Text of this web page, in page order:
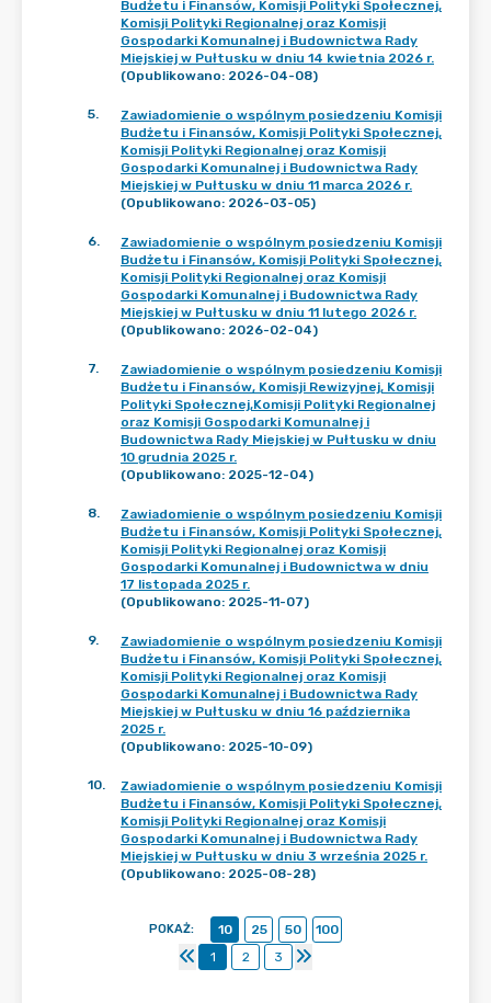
Budżetu i Finansów, Komisji Polityki Społecznej,
Komisji Polityki Regionalnej oraz Komisji
Gospodarki Komunalnej i Budownictwa Rady
Miejskiej w Pułtusku w dniu 14 kwietnia 2026 r.
(Opublikowano: 2026-04-08)
5.
Zawiadomienie o wspólnym posiedzeniu Komisji
Budżetu i Finansów, Komisji Polityki Społecznej,
Komisji Polityki Regionalnej oraz Komisji
Gospodarki Komunalnej i Budownictwa Rady
Miejskiej w Pułtusku w dniu 11 marca 2026 r.
(Opublikowano: 2026-03-05)
6.
Zawiadomienie o wspólnym posiedzeniu Komisji
Budżetu i Finansów, Komisji Polityki Społecznej,
Komisji Polityki Regionalnej oraz Komisji
Gospodarki Komunalnej i Budownictwa Rady
Miejskiej w Pułtusku w dniu 11 lutego 2026 r.
(Opublikowano: 2026-02-04)
7.
Zawiadomienie o wspólnym posiedzeniu Komisji
Budżetu i Finansów, Komisji Rewizyjnej, Komisji
Polityki Społecznej,Komisji Polityki Regionalnej
oraz Komisji Gospodarki Komunalnej i
Budownictwa Rady Miejskiej w Pułtusku w dniu
10 grudnia 2025 r.
(Opublikowano: 2025-12-04)
8.
Zawiadomienie o wspólnym posiedzeniu Komisji
Budżetu i Finansów, Komisji Polityki Społecznej,
Komisji Polityki Regionalnej oraz Komisji
Gospodarki Komunalnej i Budownictwa w dniu
17 listopada 2025 r.
(Opublikowano: 2025-11-07)
9.
Zawiadomienie o wspólnym posiedzeniu Komisji
Budżetu i Finansów, Komisji Polityki Społecznej,
Komisji Polityki Regionalnej oraz Komisji
Gospodarki Komunalnej i Budownictwa Rady
Miejskiej w Pułtusku w dniu 16 października
2025 r.
(Opublikowano: 2025-10-09)
10.
Zawiadomienie o wspólnym posiedzeniu Komisji
Budżetu i Finansów, Komisji Polityki Społecznej,
Komisji Polityki Regionalnej oraz Komisji
Gospodarki Komunalnej i Budownictwa Rady
Miejskiej w Pułtusku w dniu 3 września 2025 r.
(Opublikowano: 2025-08-28)
POKAŻ: 10 25 50
100
1
2 3